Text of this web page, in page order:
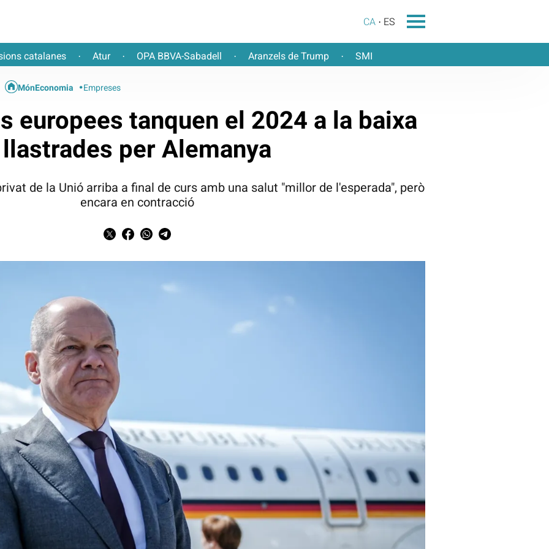
CA ES
catalanes · Atur · OPA BBVA-Sabadell · Aranzels de Trump · SMI
MónEconomia Empreses
europees tanquen el 2024 a la baixa
llastrades per Alemanya
de la Unió arriba a final de curs amb una salut "millor de l'esperada", però
encara en contracció